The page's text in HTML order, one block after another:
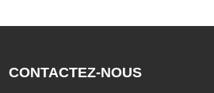
CONTACTEZ-NOUS